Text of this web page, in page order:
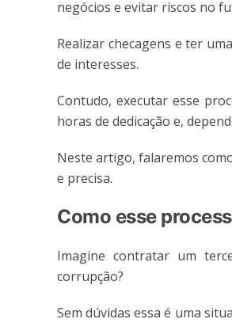
negócios e evitar riscos no
Realizar checagens e ter
de interesses.
Contudo, executar esse
horas de dedicação e,
Neste artigo, falaremos
e precisa.
Como esse
Imagine contratar um
corrupção?
Sem dúvidas essa é uma